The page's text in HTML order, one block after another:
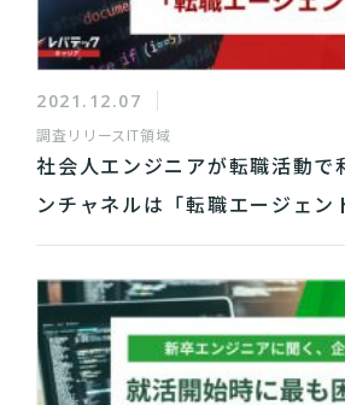
2021.12.07
調査リリース IT領域
社会人エンジニアが転職活動で
ンチャネルは「転職エージェン